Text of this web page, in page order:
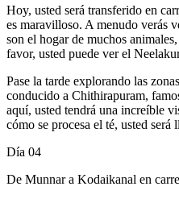
Hoy, usted será transferido en
es maravilloso. A menudo verás
son el hogar de muchos
favor, usted puede ver el
Pase la tarde explorando las
conducido a Chithirapuram,
aquí, usted tendrá una increíble
cómo se procesa el té, usted
Día 04
De Munnar a Kodaikanal en